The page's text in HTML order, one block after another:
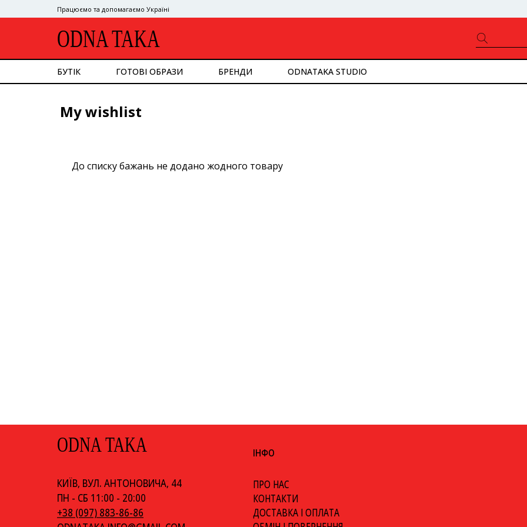
Працюємо та допомагаємо Україні
ODNA TAKA
БУТІК
ВЕРХНІЙ ОДЯГ
КОСТЮМ
СУМКИ
ГОТОВІ ОБРАЗИ БРЕНДИ ODNATAKA STUDIO
My wishlist
До списку бажань не додано жодного товару
ODNA TAKA
КИЇВ, ВУЛ. АНТОНОВИЧА, 44
ПН - СБ 11:00 - 20:00
+38 (097) 883-86-86
ІНФО
ПРО НАС
КОНТАКТИ
ДОСТАВКА І ОПЛАТА